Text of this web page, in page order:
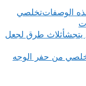
تخلصي
ثلاث طرق لجعل
من حفر الوجه